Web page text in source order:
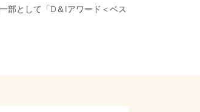
部として「D＆Iアワード＜ベス